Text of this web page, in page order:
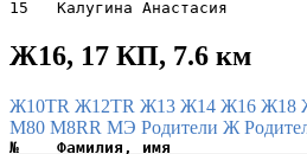
Ж16, 17 КП, 7.6 км
Ж10TR Ж12TR Ж13 Ж14 Ж16 Ж18
М80 М8RR МЭ Родители Ж